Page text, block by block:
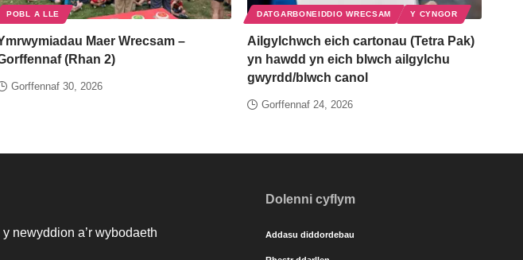
POBL A LLE
Maer Wrecsam –
(Rhan 2)
Gorffennaf 30, 2026
DATGARBONEIDDIO WRECSAM Y CYNGOR
Ailgylchwch eich cartonau (Tetra Pak)
yn hawdd yn eich blwch ailgylchu
gwyrdd/blwch canol
Gorffennaf 24, 2026
newyddion a’r wybodaeth
Dolenni cyflym
Addasu diddordebau